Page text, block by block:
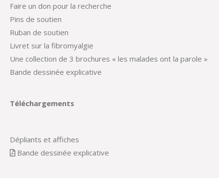
Faire un don pour la recherche
Pins de soutien
Ruban de soutien
Livret sur la fibromyalgie
Une collection de 3 brochures « les malades ont la parole »
Bande dessinée explicative
Téléchargements
Dépliants et affiches
Bande dessinée explicative